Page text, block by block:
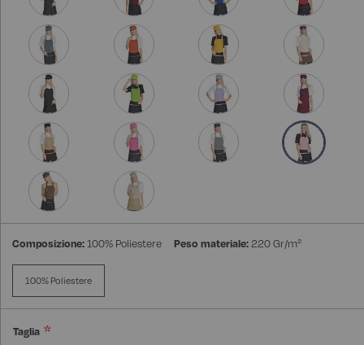
Composizione:100% Poliestere Peso materiale:220 Gr/m²
100% Poliestere
Taglia